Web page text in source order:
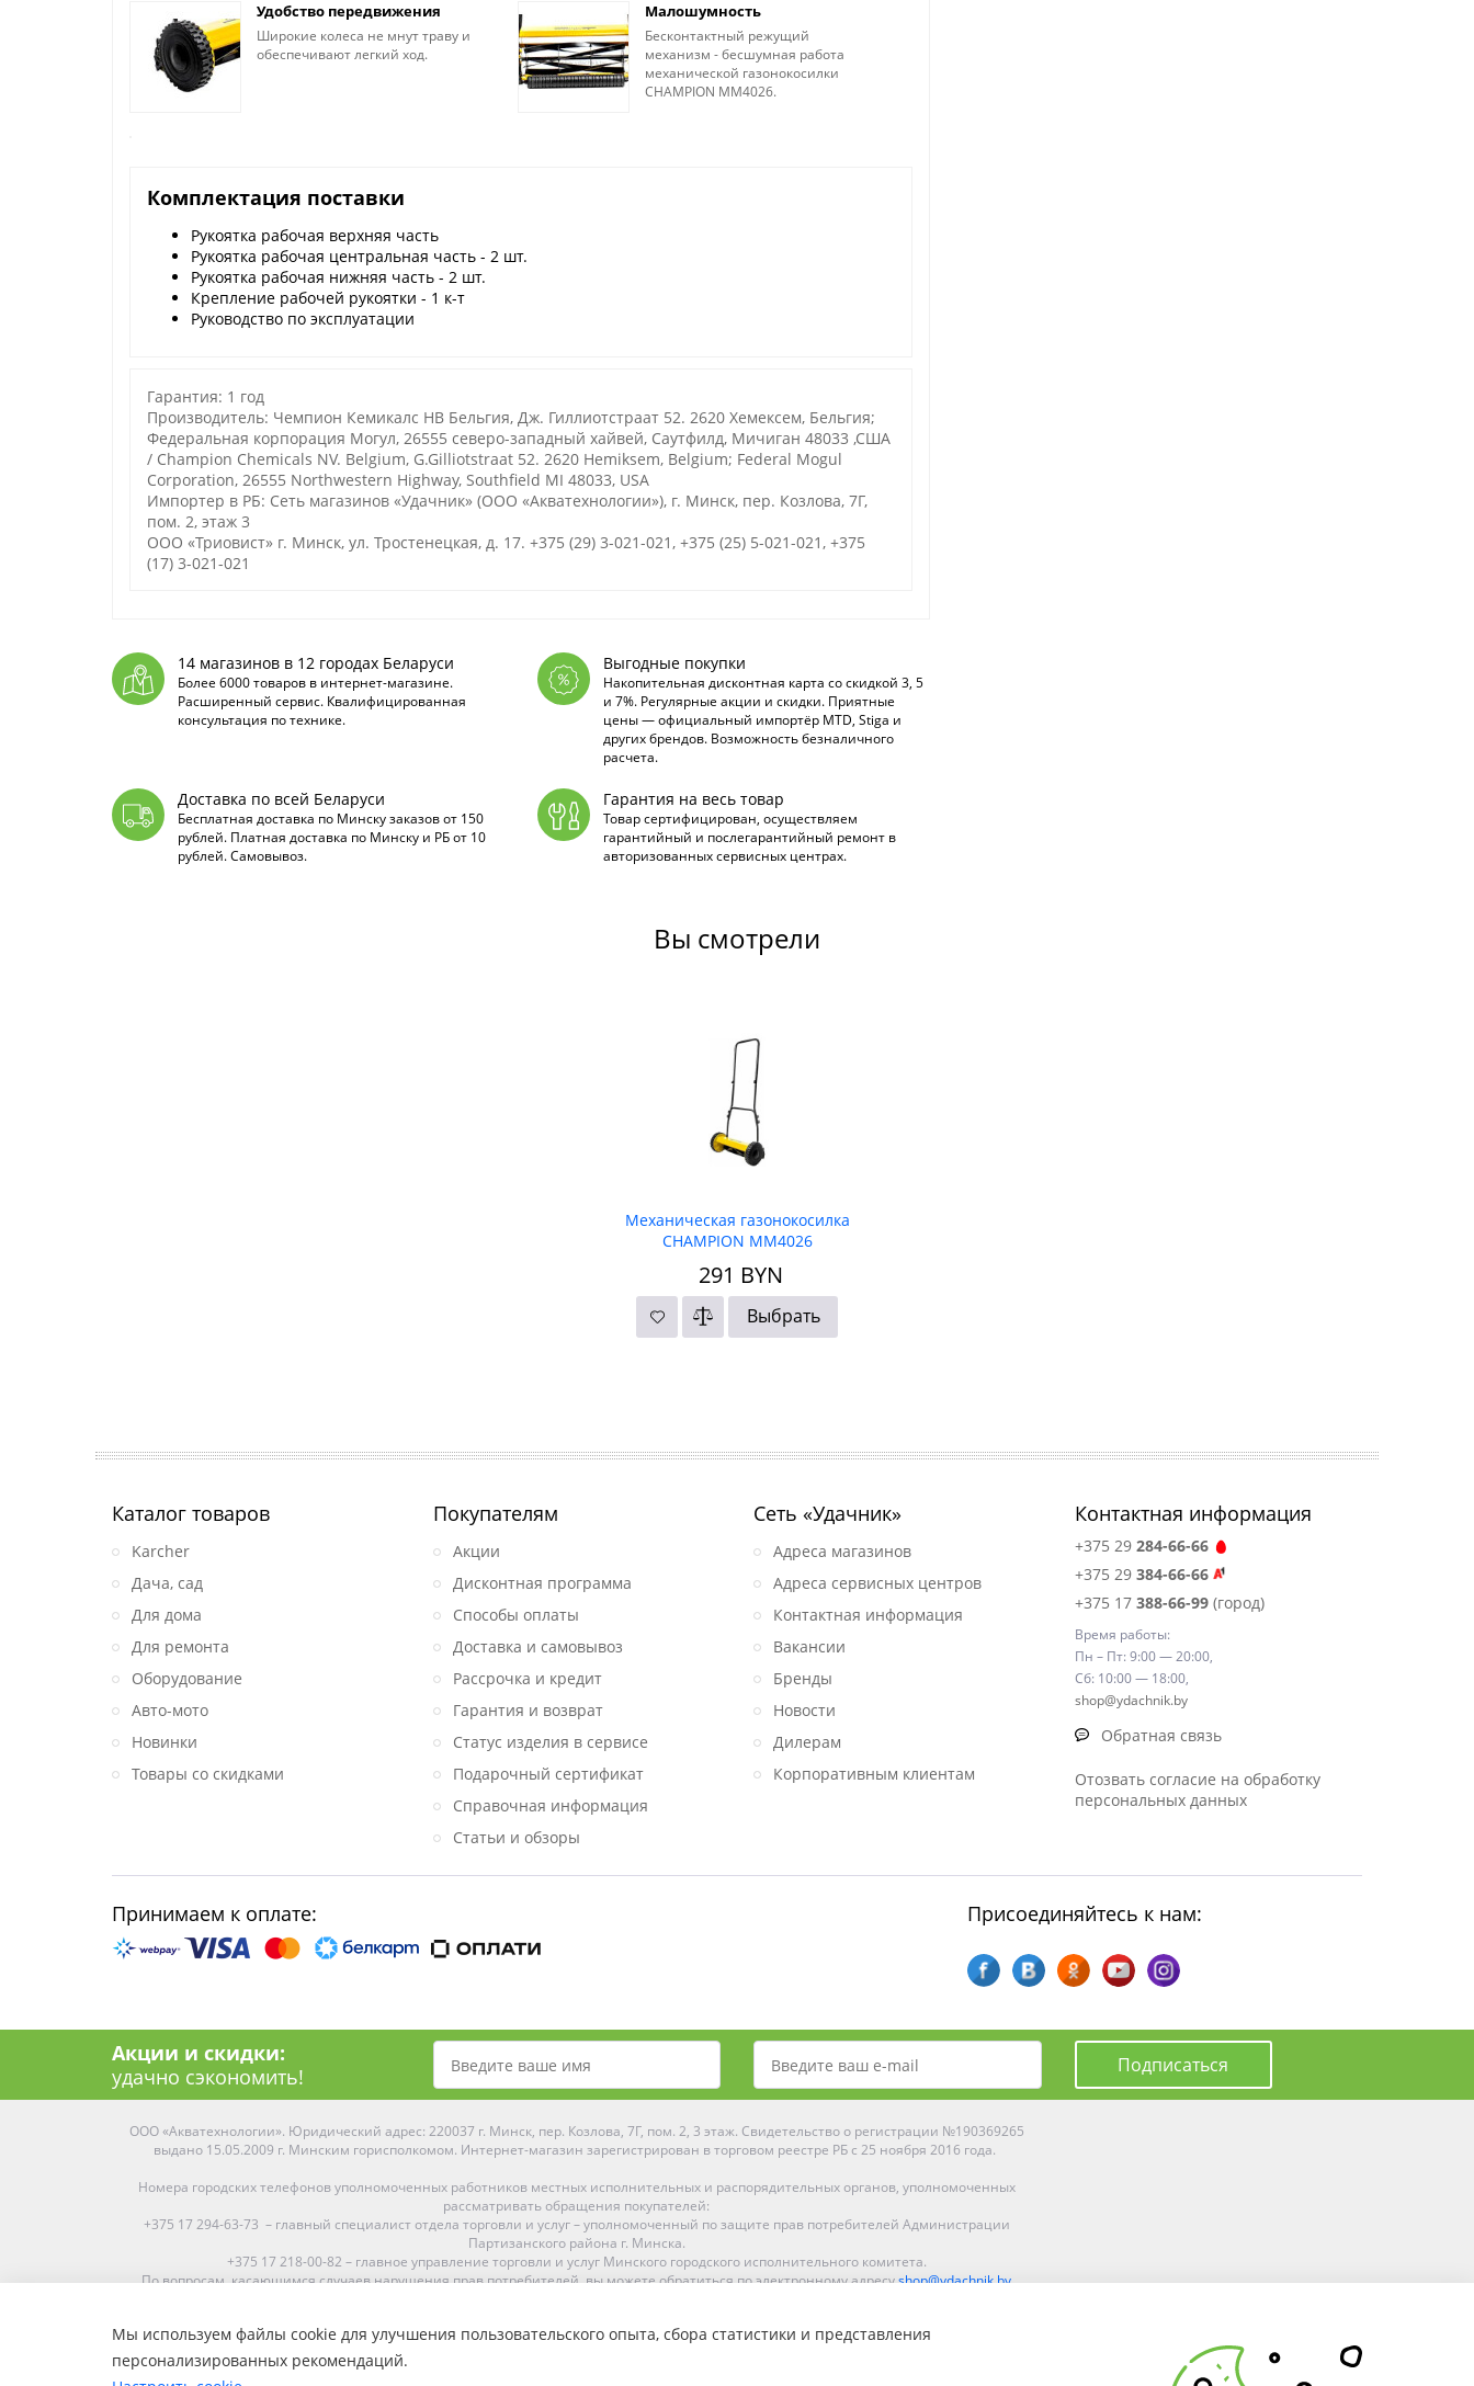
Удобство передвижения
Широкие колеса не мнут траву и
обеспечивают легкий ход.
Малошумность
Бесконтактный режущий
механизм - бесшумная работа
механической газонокосилки
CHAMPION MM4026.
Комплектация поставки
Рукоятка рабочая верхняя часть
Рукоятка рабочая центральная часть - 2 шт.
Рукоятка рабочая нижняя часть - 2 шт.
Крепление рабочей рукоятки - 1 к-т
Руководство по эксплуатации
Гарантия: 1 год
Производитель: Чемпион Кемикалс НВ Бельгия, Дж. Гиллиотстраат 52. 2620 Хемексем, Бельгия;
Федеральная корпорация Могул, 26555 северо-западный хайвей, Саутфилд, Мичиган 48033 ,США
/ Champion Chemicals NV. Belgium, G.Gilliotstraat 52. 2620 Hemiksem, Belgium; Federal Mogul
Corporation, 26555 Northwestern Highway, Southfield MI 48033, USA
Импортер в РБ: Сеть магазинов «Удачник» (ООО «Акватехнологии»), г. Минск, пер. Козлова, 7Г,
пом. 2, этаж 3
ООО «Триовист» г. Минск, ул. Тростенецкая, д. 17. +375 (29) 3-021-021, +375 (25) 5-021-021, +375
(17) 3-021-021
14 магазинов в 12 городах Беларуси
Более 6000 товаров в интернет-магазине.
Расширенный сервис. Квалифицированная
консультация по технике.
Выгодные покупки
Накопительная дисконтная карта со скидкой 3, 5
и 7%. Регулярные акции и скидки. Приятные
цены — официальный импортёр MTD, Stiga и
других брендов. Возможность безналичного
расчета.
Доставка по всей Беларуси
Бесплатная доставка по Минску заказов от 150
рублей. Платная доставка по Минску и РБ от 10
рублей. Самовывоз.
Гарантия на весь товар
Товар сертифицирован, осуществляем
гарантийный и послегарантийный ремонт в
авторизованных сервисных центрах.
Вы смотрели
Механическая газонокосилка
CHAMPION MM4026
291 BYN
Выбрать
Каталог товаров
Karcher
Дача, сад
Для дома
Для ремонта
Оборудование
Авто-мото
Новинки
Товары со скидками
Покупателям
Акции
Дисконтная программа
Способы оплаты
Доставка и самовывоз
Рассрочка и кредит
Гарантия и возврат
Статус изделия в сервисе
Подарочный сертификат
Справочная информация
Статьи и обзоры
Сеть «Удачник»
Адреса магазинов
Адреса сервисных центров
Контактная информация
Вакансии
Бренды
Новости
Дилерам
Корпоративным клиентам
Контактная информация
+375 29 284-66-66
+375 29 384-66-66
+375 17 388-66-99(город)
Время работы:
Пн – Пт: 9:00 — 20:00,
Сб: 10:00 — 18:00,
shop@ydachnik.by
Обратная связь
Отозвать согласие на обработку
персональных данных
Принимаем к оплате: Присоединяйтесь к нам:
Акции и скидки:
удачно сэкономить!
Подписаться
ООО «Акватехнологии». Юридический адрес: 220037 г. Минск, пер. Козлова, 7Г, пом. 2, 3 этаж. Свидетельство о регистрации №190369265
выдано 15.05.2009 г. Минским горисполкомом. Интернет-магазин зарегистрирован в торговом реестре РБ с 25 ноября 2016 года.
Номера городских телефонов уполномоченных работников местных исполнительных и распорядительных органов, уполномоченных
рассматривать обращения покупателей:
+375 17 294-63-73 – главный специалист отдела торговли и услуг – уполномоченный по защите прав потребителей Администрации
Партизанского района г. Минска.
+375 17 218-00-82 – главное управление торговли и услуг Минского городского исполнительного комитета.
По вопросам, касающимся случаев нарушения прав потребителей, вы можете обратиться по электронному адресуshop@ydachnik.by
Средняя оценка:4.9 из5на основании голосования10наших покупателей
Наши магазины представлены в Минске, Бресте, Витебске, Гомеле, Гродно, Могилеве, Бобруйске, Барановичах, Молодечно, Новополоцке,
Мы используем файлы cookie для улучшения пользовательского опыта, сбора статистики и представления
персонализированных рекомендаций.